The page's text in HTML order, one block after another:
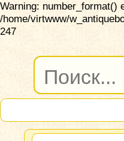
Warning: number_format()
/home/virtwww/
247